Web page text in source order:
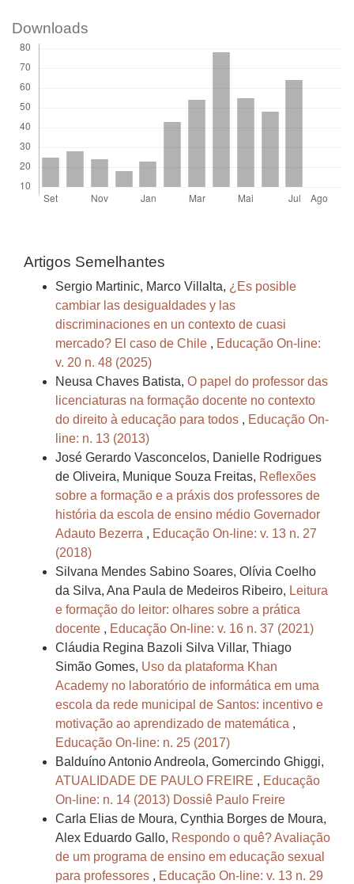
Downloads
Artigos Semelhantes
Sergio Martinic, Marco Villalta, ¿Es posible
cambiar las desigualdades y las
discriminaciones en un contexto de cuasi
mercado? El caso de Chile , Educação On-line:
v. 20 n. 48 (2025)
Neusa Chaves Batista, O papel do professor das
licenciaturas na formação docente no contexto
do direito à educação para todos , Educação On-
line: n. 13 (2013)
José Gerardo Vasconcelos, Danielle Rodrigues
de Oliveira, Munique Souza Freitas, Reflexões
sobre a formação e a práxis dos professores de
história da escola de ensino médio Governador
Adauto Bezerra , Educação On-line: v. 13 n. 27
(2018)
Silvana Mendes Sabino Soares, Olívia Coelho
da Silva, Ana Paula de Medeiros Ribeiro, Leitura
e formação do leitor: olhares sobre a prática
docente , Educação On-line: v. 16 n. 37 (2021)
Cláudia Regina Bazoli Silva Villar, Thiago
Simão Gomes, Uso da plataforma Khan
Academy no laboratório de informática em uma
escola da rede municipal de Santos: incentivo e
motivação ao aprendizado de matemática ,
Educação On-line: n. 25 (2017)
Balduíno Antonio Andreola, Gomercindo Ghiggi,
ATUALIDADE DE PAULO FREIRE , Educação
On-line: n. 14 (2013) Dossiê Paulo Freire
Carla Elias de Moura, Cynthia Borges de Moura,
Alex Eduardo Gallo, Respondo o quê? Avaliação
de um programa de ensino em educação sexual
para professores , Educação On-line: v. 13 n. 29